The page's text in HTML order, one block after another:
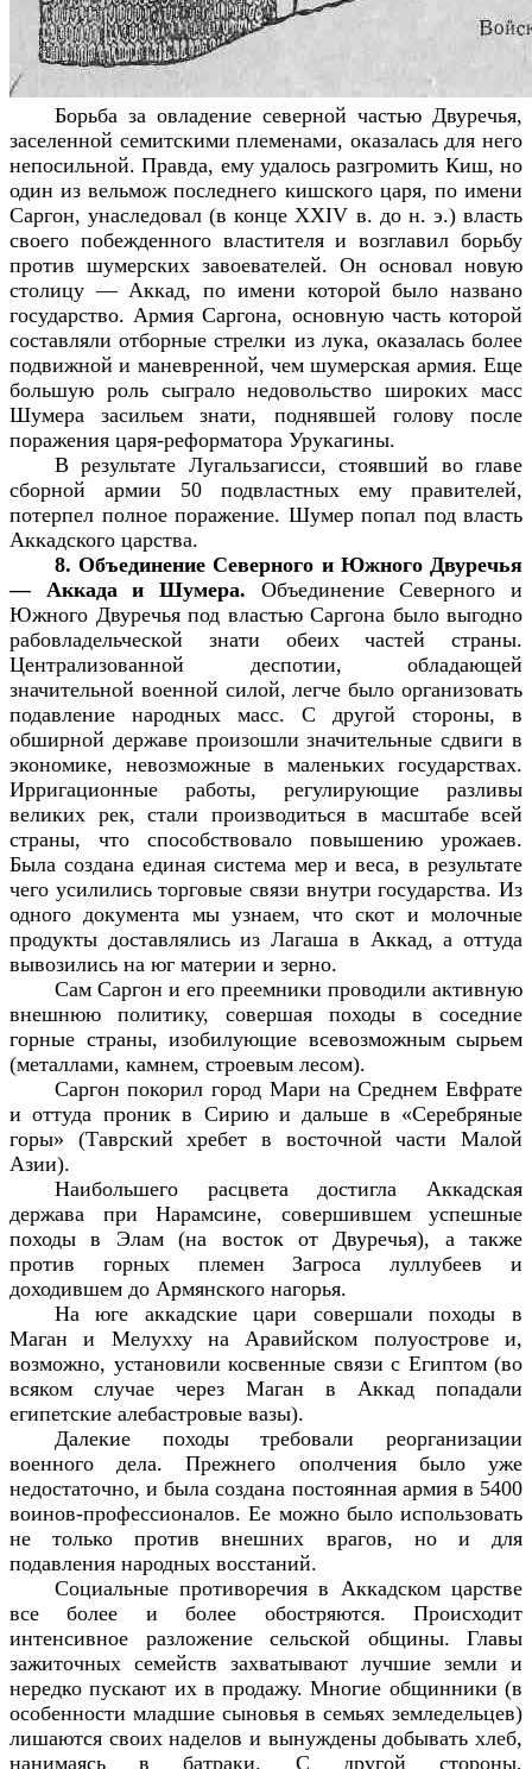
Борьба за овладение северной частью Двуречья,
заселенной семитскими племенами, оказалась для него
непосильной. Правда, ему удалось разгромить Киш, но
один из вельмож последнего кишского царя, по имени
Саргон, унаследовал (в конце XXIV в. до н. э.) власть
своего побежденного властителя и возглавил борьбу
против шумерских завоевателей. Он основал новую
столицу — Аккад, по имени которой было названо
государство. Армия Саргона, основную часть которой
составляли отборные стрелки из лука, оказалась более
подвижной и маневренной, чем шумерская армия. Еще
большую роль сыграло недовольство широких масс
Шумера засильем знати, поднявшей голову после
поражения царя-реформатора Урукагины.
В результате Лугальзагисси, стоявший во главе
сборной армии 50 подвластных ему правителей,
потерпел полное поражение. Шумер попал под власть
Аккадского царства.
8. Объединение Северного и Южного Двуречья
— Аккада и Шумера. Объединение Северного и
Южного Двуречья под властью Саргона было выгодно
рабовладельческой знати обеих частей страны.
Централизованной деспотии, обладающей
значительной военной силой, легче было организовать
подавление народных масс. С другой стороны, в
обширной державе произошли значительные сдвиги в
экономике, невозможные в маленьких государствах.
Ирригационные работы, регулирующие разливы
великих рек, стали производиться в масштабе всей
страны, что способствовало повышению урожаев.
Была создана единая система мер и веса, в результате
чего усилились торговые связи внутри государства. Из
одного документа мы узнаем, что скот и молочные
продукты доставлялись из Лагаша в Аккад, а оттуда
вывозились на юг материи и зерно.
Сам Саргон и его преемники проводили активную
внешнюю политику, совершая походы в соседние
горные страны, изобилующие всевозможным сырьем
(металлами, камнем, строевым лесом).
Саргон покорил город Мари на Среднем Евфрате
и оттуда проник в Сирию и дальше в «Серебряные
горы» (Таврский хребет в восточной части Малой
Азии).
Наибольшего расцвета достигла Аккадская
держава при Нарамсине, совершившем успешные
походы в Элам (на восток от Двуречья), а также
против горных племен Загроса луллубеев и
доходившем до Армянского нагорья.
На юге аккадские цари совершали походы в
Маган и Мелухху на Аравийском полуострове и,
возможно, установили косвенные связи с Египтом (во
всяком случае через Маган в Аккад попадали
египетские алебастровые вазы).
Далекие походы требовали реорганизации
военного дела. Прежнего ополчения было уже
недостаточно, и была создана постоянная армия в 5400
воинов-профессионалов. Ее можно было использовать
не только против внешних врагов, но и для
подавления народных восстаний.
Социальные противоречия в Аккадском царстве
все более и более обостряются. Происходит
интенсивное разложение сельской общины. Главы
зажиточных семейств захватывают лучшие земли и
нередко пускают их в продажу. Многие общинники (в
особенности младшие сыновья в семьях земледельцев)
лишаются своих наделов и вынуждены добывать хлеб,
нанимаясь в батраки. С другой стороны,